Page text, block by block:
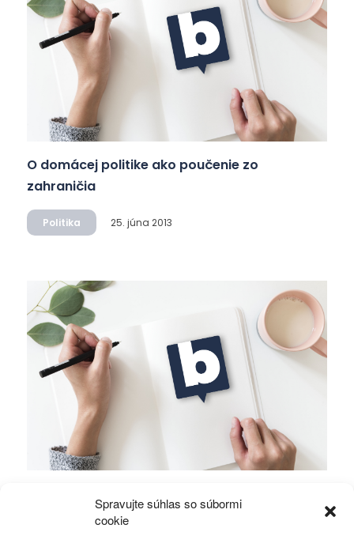
Spravujte súhlas so súbormi
cookie
O domácej politike ako poučenie zo
zahraničia
Politika 25. júna 2013
anti-blogy